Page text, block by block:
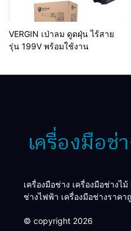
VERGIN เป่าลม ดูดฝุ่น ไร้สาย
รุ่น 199V พร้อมใช้งาน
เครื่องมือช่าง เครื่องมือช่างไ
ช่างไฟฟ้า เครื่องมือช่างราคา
© copyright 2026